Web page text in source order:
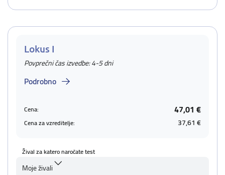
Lokus I
Povprečni čas izvedbe: 4-5 dni
Podrobno
Cena: 47,01 €
Cena za vzreditelje: 37,61 €
Žival za katero naročate test
Moje živali